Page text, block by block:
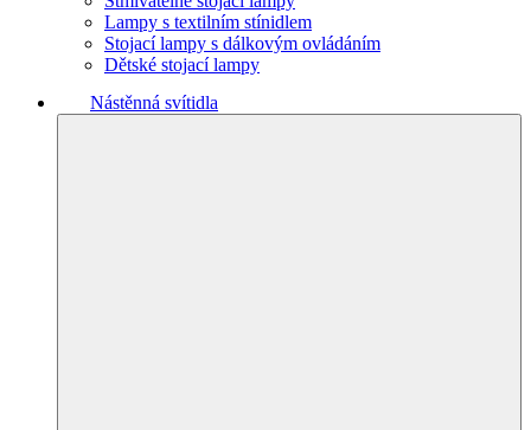
Lampy s textilním stínidlem
Stojací lampy s dálkovým ovládáním
Dětské stojací lampy
Nástěnná svítidla